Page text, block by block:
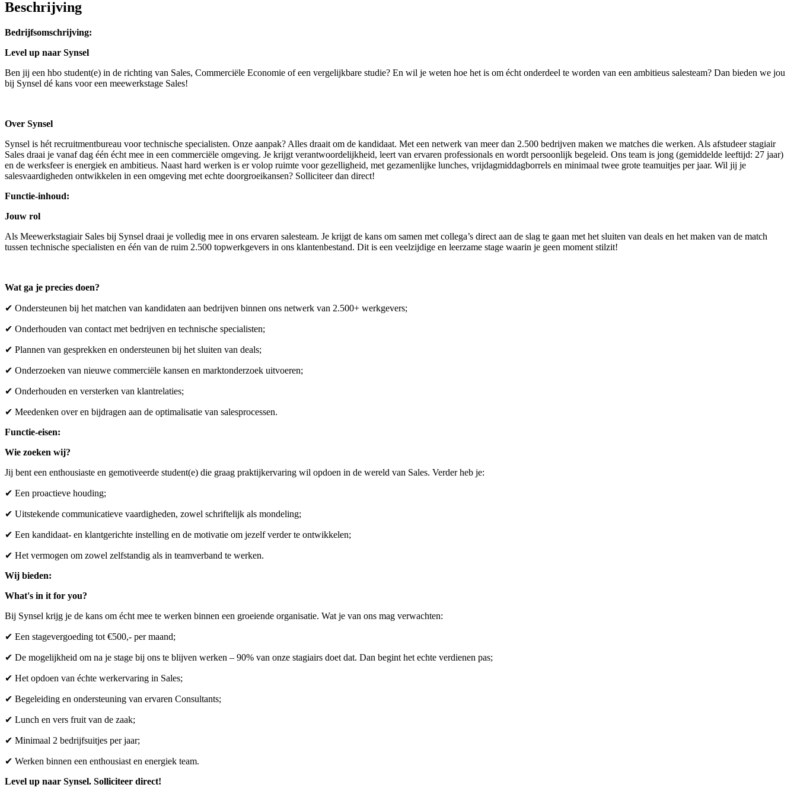
Beschrijving
Bedrijfsomschrijving:
Level up naar Synsel
Ben jij een hbo student(e) in de richting van Sales, Commerciële Economie of een vergelijkbare studie? En wil je weten hoe het is om écht onderdeel te worden van een ambitieus salesteam? Dan bieden we jou
bij Synsel dé kans voor een meewerkstage Sales!
Over Synsel
Synsel is hét recruitmentbureau voor technische specialisten. Onze aanpak? Alles draait om de kandidaat. Met een netwerk van meer dan 2.500 bedrijven maken we matches die werken. Als afstudeer stagiair
Sales draai je vanaf dag één écht mee in een commerciële omgeving. Je krijgt verantwoordelijkheid, leert van ervaren professionals en wordt persoonlijk begeleid. Ons team is jong (gemiddelde leeftijd: 27 jaar)
en de werksfeer is energiek en ambitieus. Naast hard werken is er volop ruimte voor gezelligheid, met gezamenlijke lunches, vrijdagmiddagborrels en minimaal twee grote teamuitjes per jaar. Wil jij je
salesvaardigheden ontwikkelen in een omgeving met echte doorgroeikansen? Solliciteer dan direct!
Functie-inhoud:
Jouw rol
Als Meewerkstagiair Sales bij Synsel draai je volledig mee in ons ervaren salesteam. Je krijgt de kans om samen met collega’s direct aan de slag te gaan met het sluiten van deals en het maken van de match
tussen technische specialisten en één van de ruim 2.500 topwerkgevers in ons klantenbestand. Dit is een veelzijdige en leerzame stage waarin je geen moment stilzit!
Wat ga je precies doen?
✔ Ondersteunen bij het matchen van kandidaten aan bedrijven binnen ons netwerk van 2.500+ werkgevers;
✔ Onderhouden van contact met bedrijven en technische specialisten;
✔ Plannen van gesprekken en ondersteunen bij het sluiten van deals;
✔ Onderzoeken van nieuwe commerciële kansen en marktonderzoek uitvoeren;
✔ Onderhouden en versterken van klantrelaties;
✔ Meedenken over en bijdragen aan de optimalisatie van salesprocessen.
Functie-eisen:
Wie zoeken wij?
Jij bent een enthousiaste en gemotiveerde student(e) die graag praktijkervaring wil opdoen in de wereld van Sales. Verder heb je:
✔ Een proactieve houding;
✔ Uitstekende communicatieve vaardigheden, zowel schriftelijk als mondeling;
✔ Een kandidaat- en klantgerichte instelling en de motivatie om jezelf verder te ontwikkelen;
✔ Het vermogen om zowel zelfstandig als in teamverband te werken.
Wij bieden:
What's in it for you?
Bij Synsel krijg je de kans om écht mee te werken binnen een groeiende organisatie. Wat je van ons mag verwachten:
✔ Een stagevergoeding tot €500,- per maand;
✔ De mogelijkheid om na je stage bij ons te blijven werken – 90% van onze stagiairs doet dat. Dan begint het echte verdienen pas;
✔ Het opdoen van échte werkervaring in Sales;
✔ Begeleiding en ondersteuning van ervaren Consultants;
✔ Lunch en vers fruit van de zaak;
✔ Minimaal 2 bedrijfsuitjes per jaar;
✔ Werken binnen een enthousiast en energiek team.
Level up naar Synsel. Solliciteer direct!